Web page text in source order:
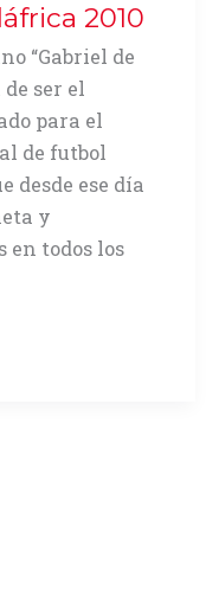
2010
“Gabriel de
ser el
para el
de futbol
desde ese día
y
en todos los